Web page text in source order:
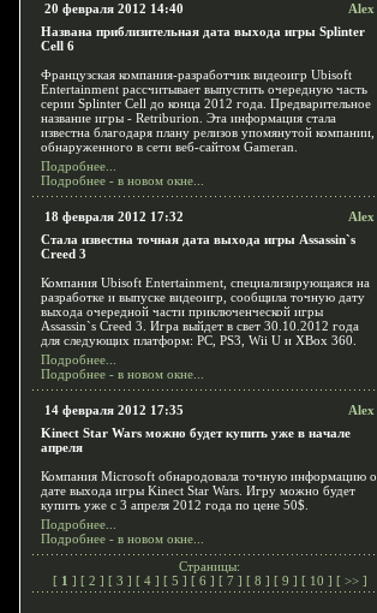
20 февраля 2012 14:40
Alex
Названа приблизительная дата выхода игры Splinter
Cell 6
Французская компания-разработчик видеоигр Ubisoft
Entertainment рассчитывает выпустить очередную часть
серии Splinter Cell до конца 2012 года. Предварительное
название игры - Retriburion. Эта информация стала
известна благодаря плану релизов упомянутой компании,
обнаруженного в сети веб-сайтом Gameran.
Подробнее...
Подробнее - в новом окне...
18 февраля 2012 17:32
Alex
Стала известна точная дата выхода игры Assassin`s
Creed 3
Компания Ubisoft Entertainment, специализирующаяся на
разработке и выпуске видеоигр, сообщила точную дату
выхода очередной части приключенческой игры
Assassin`s Creed 3. Игра выйдет в свет 30.10.2012 года
для следующих платформ: PC, PS3, Wii U и XBox 360.
Подробнее...
Подробнее - в новом окне...
14 февраля 2012 17:35
Alex
Kinect Star Wars можно будет купить уже в начале
апреля
Компания Microsoft обнародовала точную информацию о
дате выхода игры Kinect Star Wars. Игру можно будет
купить уже с 3 апреля 2012 года по цене 50$.
Подробнее...
Подробнее - в новом окне...
Страницы:
[ 1 ] [ 2 ] [ 3 ] [ 4 ] [ 5 ] [ 6 ] [ 7 ] [ 8 ] [ 9 ] [ 10 ] [ >> ]